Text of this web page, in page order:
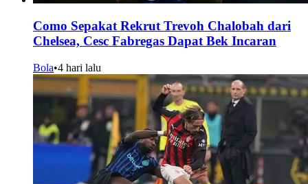
Como Sepakat Rekrut Trevoh Chalobah dari
Chelsea, Cesc Fabregas Dapat Bek Incaran
Bola•4 hari lalu